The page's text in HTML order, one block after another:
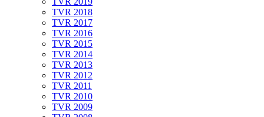
TVR 2018
TVR 2017
TVR 2016
TVR 2015
TVR 2014
TVR 2013
TVR 2012
TVR 2011
TVR 2010
TVR 2009